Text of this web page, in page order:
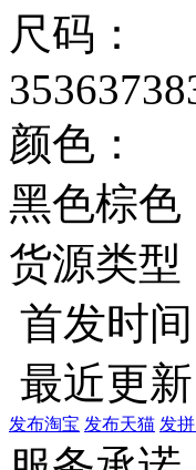
尺码：
35363738
颜色：
黑色棕色
货源类型
首发时
最近更
发布淘宝 发布天猫 发